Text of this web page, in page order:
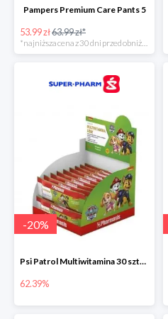
Pampers Premium Care Pants 5
53.99 zł63.99 zł*
*najniższa cena z 30 dni przed obniżką
-20%
Psi Patrol Multiwitamina 30 sztuk
62.39%